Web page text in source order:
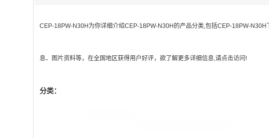
CEP-18PW-N30H 为你详细介绍CEP-18PW-N30H 的产品分类,包括CEP-18PW-N30H
息、图片资料等，在全国地区获得用户好评，欲了解更多详细信息,请点击访问!
分类：